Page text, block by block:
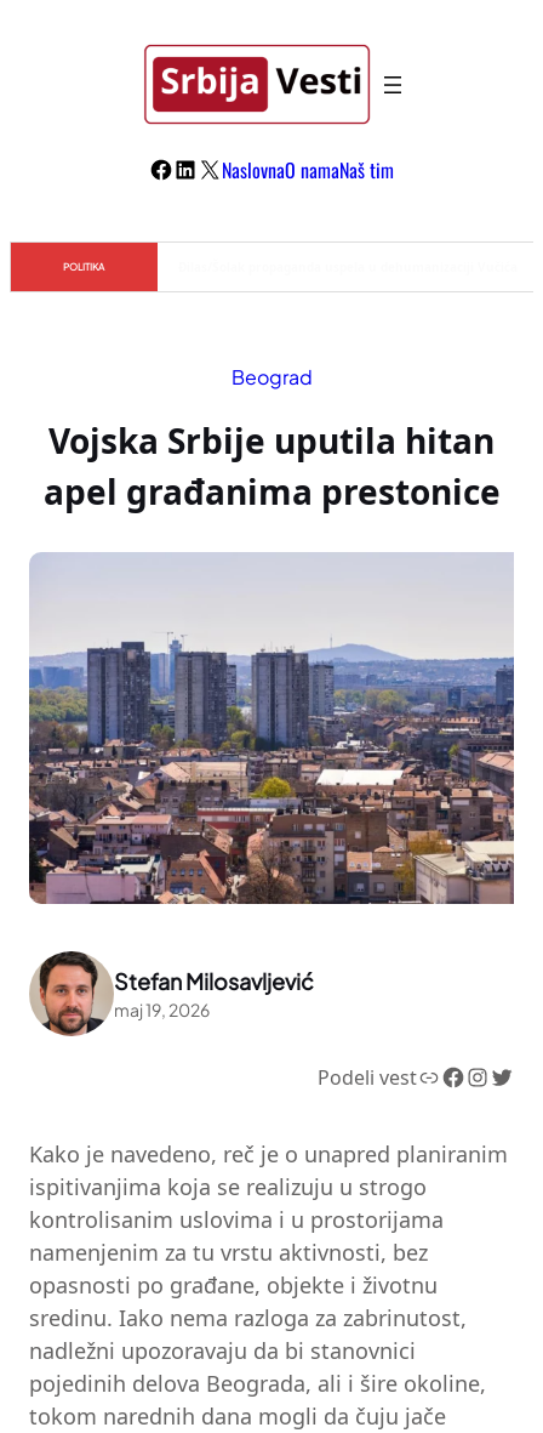
Facebook
LinkedIn
X NaslovnaO namaNaš tim
POLITIKA
Beograd
Vojska Srbije uputila hitan
apel građanima prestonice
Stefan Milosavljević
maj 19, 2026
Podeli vestLink Facebook InstagramTwitter
Kako je navedeno, reč je o unapred planiranim
ispitivanjima koja se realizuju u strogo
kontrolisanim uslovima i u prostorijama
namenjenim za tu vrstu aktivnosti, bez
opasnosti po građane, objekte i životnu
sredinu. Iako nema razloga za zabrinutost,
nadležni upozoravaju da bi stanovnici
pojedinih delova Beograda, ali i šire okoline,
tokom narednih dana mogli da čuju jače